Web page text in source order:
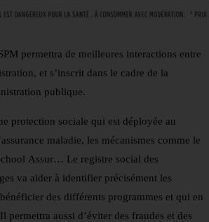
permettra de meilleures interactions entre
et s’inscrit dans le cadre de la
publique.
protection sociale qui est déployée au
maladie, les mécanismes comme le
Assur… Le registre social des
va aider à identifier précisément les
des différents programmes et qui en
permettra aussi d’éviter des fraudes et des